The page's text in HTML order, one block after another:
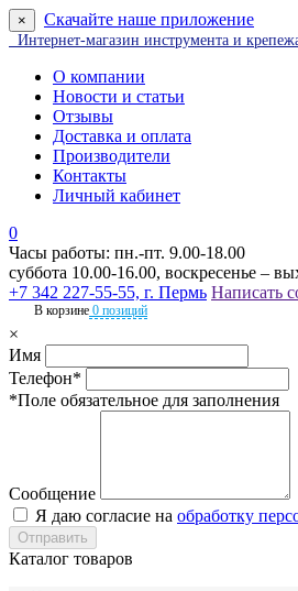
× Скачайте наше приложение
Интернет-магазин инструмента и
О компании
Новости и статьи
Отзывы
Доставка и оплата
Производители
Контакты
Личный кабинет
0
Часы работы: пн.-пт. 9.00-18.00
суббота 10.00-16.00, воскресенье –
+7 342 227-55-55, г. Пермь Написать
В корзине 0 позиций
×
Имя
Телефон*
*Поле обязательное для заполнения
Сообщение
Я даю согласие на обработку
Каталог товаров